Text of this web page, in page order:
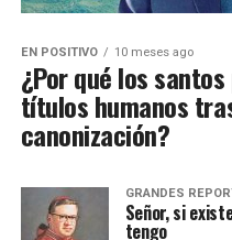
EN POSITIVO 10 meses ago
¿Por qué los
títulos humanos
canonización?
GRANDES
Señor, si
tengo